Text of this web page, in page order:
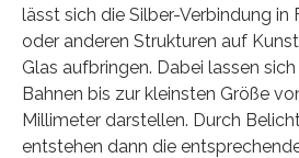
lässt sich die Silber-Verbindung in
oder anderen Strukturen auf
Glas aufbringen. Dabei lassen
Bahnen bis zur kleinsten Größe
Millimeter darstellen. Durch
entstehen dann die